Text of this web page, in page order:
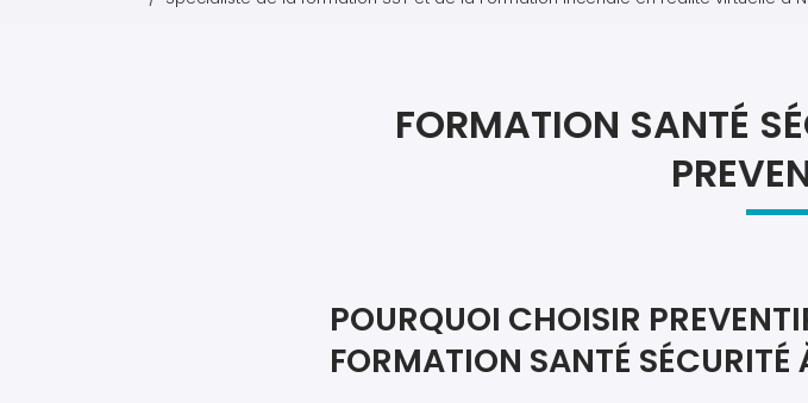
FORMATION SANTÉ
POURQUOI CHOISIR
FORMATION SANTÉ SÉCURITÉ